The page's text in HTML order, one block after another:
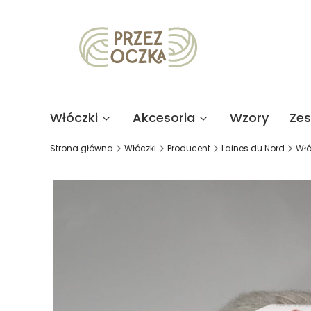
Włóczki Akcesoria Wzory
Strona główna Włóczki Producent Laines du Nord